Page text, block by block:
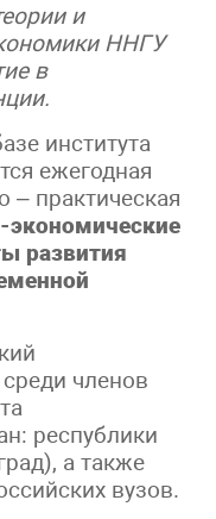
и
ННГУ
в
института
ежегодная
– практическая
экономические
развития
членов
республики
а также
вузов.